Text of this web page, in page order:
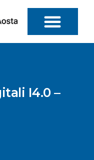
I4.0 –